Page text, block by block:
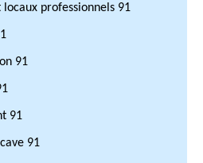
professionnels 91
91
91
91